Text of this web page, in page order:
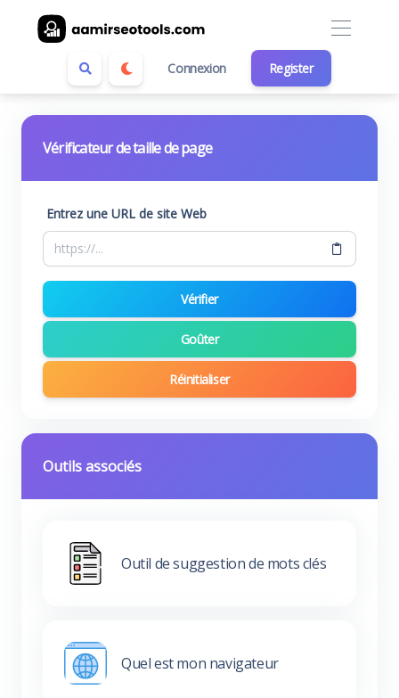
Connexion Register
Vérificateur de taille de page
Entrez une URL de site Web
Vérifier
Goûter
Réinitialiser
Outils associés
Outil de suggestion de mots clés
Quel est mon navigateur